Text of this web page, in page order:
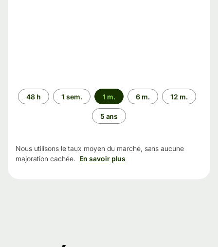
Période
48 h 1 sem. 1 m. 6 m. 12 m.
5 ans
Nous utilisons le taux moyen du marché, sans aucune
majoration cachée. En savoir plus